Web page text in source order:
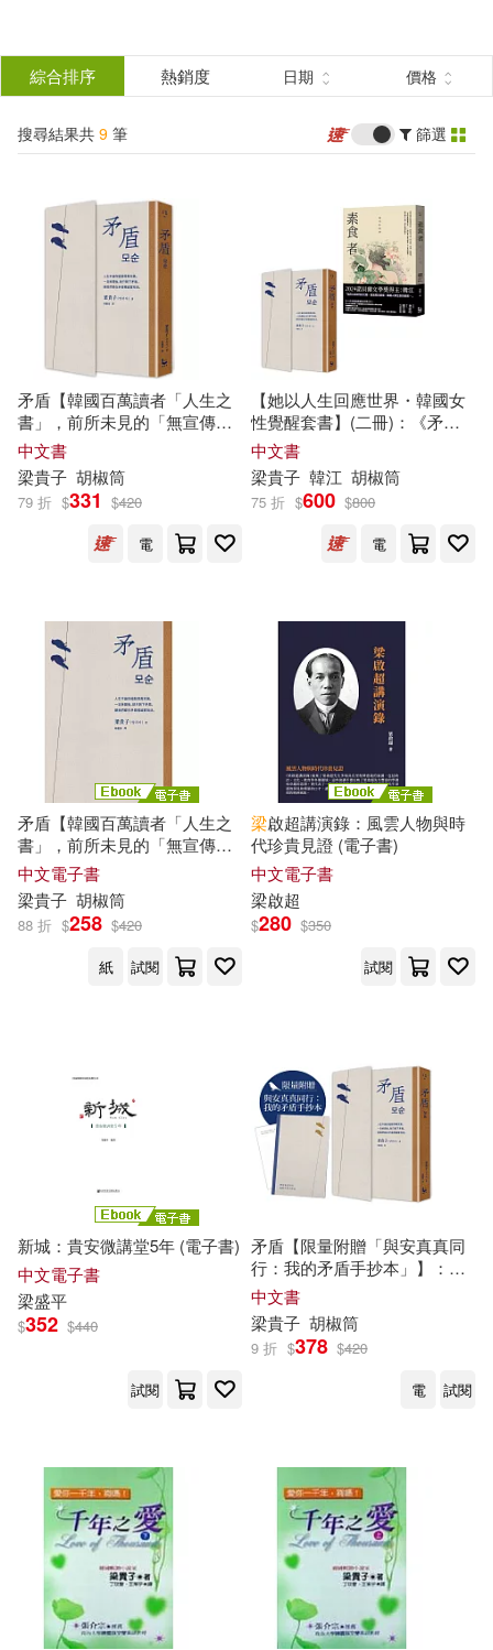
結
分類 (單選)
所有商品(9) 圖書(6)
電子書(3)
梁貴子(6) 梁啟超(1)
梁盛平(1) 梨屋有枝(1)
韓江(1)
出版社 (可複選)
漫遊者文化(4)
千華駐科技(1) 小天下(1)
社會科學文獻出版社(1)
可港澳店取(5)
可菲律賓店取(6)
電子書
適合手機平板閱讀(3)
其他 (可複選)
現在可購買商品(5)
作者/演唱/譯/編/繪(6)
綜合排序 熱銷度 日期 價格
搜尋結果共 9 筆 篩選
矛盾【韓國百萬讀者「人生之
書」，前所未見的「無宣傳」
逆襲霸榜奇蹟】
中文書
梁貴子 胡椒筒
79 折 $331 $420
電
【她以人生回應世界・韓國女
性覺醒套書】(二冊)：《矛
盾》、《素食者》
中文書
梁貴子 韓江 胡椒筒
75 折 $600 $800
電
矛盾【韓國百萬讀者「人生之
書」，前所未見的「無宣傳」
逆襲霸榜奇蹟】 (電子書)
中文電子書
梁貴子 胡椒筒
88 折 $258 $420
紙
試閱
梁啟超講演錄：風雲人物與時
代珍貴見證 (電子書)
中文電子書
梁啟超
$280 $350
試閱
新城：貴安微講堂5年 (電子書)
中文電子書
梁盛平
$352 $440
試閱
矛盾【限量附贈「與安真真同
行：我的矛盾手抄本」】：韓
國百萬讀者「人生之書」，前
所未見的「無宣傳」逆襲霸榜
奇蹟
中文書
梁貴子 胡椒筒
9 折 $378 $420
電
試閱